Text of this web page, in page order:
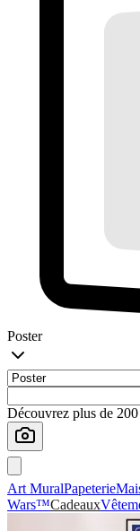
Poster
Découvrez plus de
Art MuralPapeterie
Wars™Cadeaux